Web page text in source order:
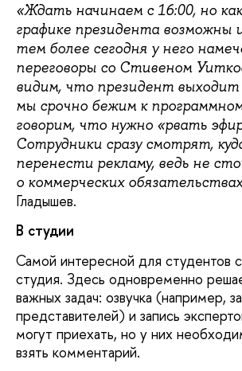
«Ждать начинаем с 16:00, но
графике президента возможны
тем более сегодня у него
переговоры со Стивеном
видим, что президент выходит
мы срочно бежим к
говорим, что нужно «рвать
Сотрудники сразу смотрят,
перенести рекламу, ведь не
о коммерческих
Гладышев.
В студии
Самой интересной для студентов
студия. Здесь одновременно
важных задач: озвучка (например,
представителей) и запись
могут приехать, но у них
взять комментарий.